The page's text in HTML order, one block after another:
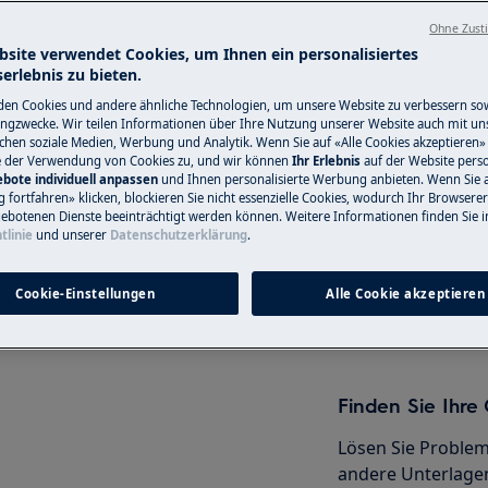
Sie das Gerät und ziehen
Service-
Haben Sie ein
nicht selbst lösen
Termin mit
Servicetechniker.
Service-
Finden Sie Ihre
Lösen Sie
andere
verwendet Cookies, um Ihnen ein personalisiertes
zu bieten.
Cookies und andere ähnliche Technologien, um unsere Website zu verbessern
Wir teilen Informationen über Ihre Nutzung unserer Website auch mit
soziale Medien, Werbung und Analytik. Wenn Sie auf «Alle Cookies
der Verwendung von Cookies zu, und wir können Ihr Erlebnis auf der Website
individuell anpassen und Ihnen personalisierte Werbung anbieten. Wenn Sie
fortfahren» klicken, blockieren Sie nicht essenzielle Cookies, wodurch Ihr
Dienste beeinträchtigt werden können. Weitere Informationen finden Sie
und unserer Datenschutzerklärung.
Cookie-Einstellungen Alle Cookie akzeptieren
Ohne